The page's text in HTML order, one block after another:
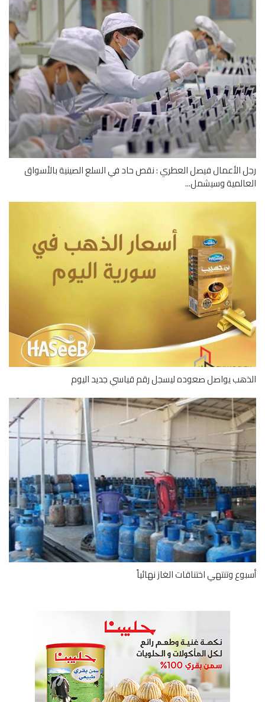
الأعمال فيصل العطري : نقص حاد في السلع الصينية بالأسواق
وسيشمل...
يواصل صعوده ليسجل رقم قياسي جديد اليوم
وتنتهي اختناقات الغاز نهائياً